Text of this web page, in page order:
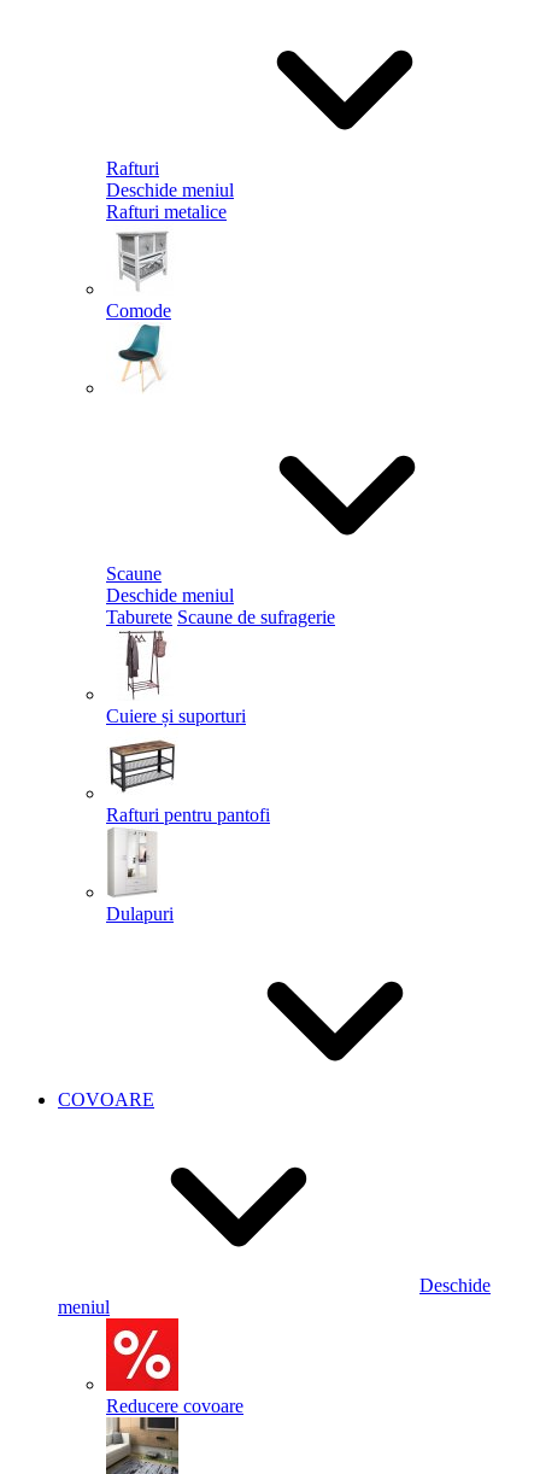
Rafturi
Deschide meniul
Rafturi metalice
Comode
Scaune
Deschide meniul
Taburete Scaune de sufragerie
Cuiere și suporturi
Rafturi pentru pantofi
Dulapuri
COVOARE
Deschide
meniul
Reducere covoare